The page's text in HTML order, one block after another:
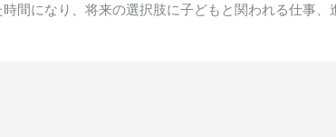
間になり、将来の選択肢に子どもと関われる仕事、